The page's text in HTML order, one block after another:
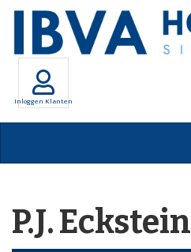
Inloggen Klanten
P.J. Eckstein